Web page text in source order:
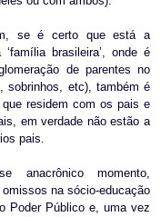
se é certo que está a
brasileira’, onde é
de parentes no
sobrinhos, etc), também é
residem com os pais e
em verdade não estão a
pais.
anacrônico momento,
na sócio-educação
Poder Público e, uma vez